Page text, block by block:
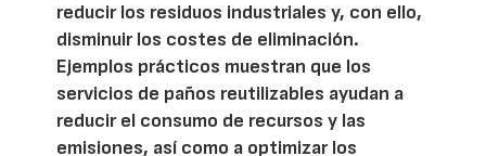
reducir los residuos industriales y, con ello,
disminuir los costes de eliminación.
Ejemplos prácticos muestran que los
servicios de paños reutilizables ayudan a
reducir el consumo de recursos y las
emisiones, así como a optimizar los